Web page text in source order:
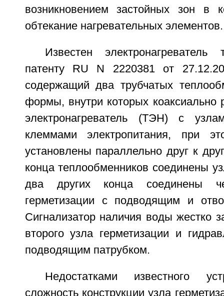
возникновением застойных зон в
обтекание нагревательных элементов.
Известен
патенту RU N 2220381 от
содержащий два трубчатых
формы, внутри которых коаксиально
электронагреватель (ТЭН) с
клеммами электропитания, при
установлены параллельно друг к
конца теплообменников соединены
два других конца соединены
герметизации с подводящим и
Сигнализатор наличия воды жестко
второго узла герметизации и
подводящим патрубком.
Недостатками известного
сложность конструкции узла